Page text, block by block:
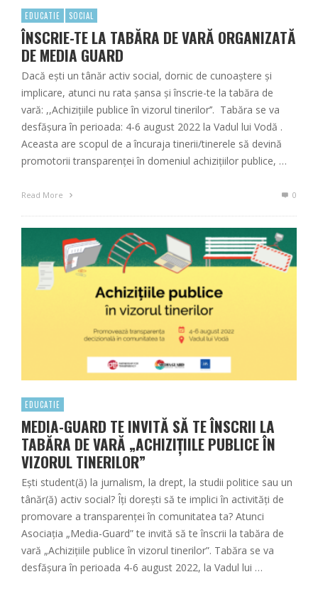
EDUCATIE SOCIAL
ÎNSCRIE-TE LA TABĂRA DE VARĂ ORGANIZATĂ
DE MEDIA GUARD
Dacă ești un tânăr activ social, dornic de cunoaștere și
implicare, atunci nu rata șansa și înscrie-te la tabăra de
vară: ,,Achizițiile publice în vizorul tinerilor’’. Tabăra se va
desfășura în perioada: 4-6 august 2022 la Vadul lui Vodă .
Aceasta are scopul de a încuraja tinerii/tinerele să devină
promotorii transparenței în domeniul achizițiilor publice, …
Read More 0
EDUCATIE
MEDIA-GUARD TE INVITĂ SĂ TE ÎNSCRII LA
TABĂRA DE VARĂ „ACHIZIȚIILE PUBLICE ÎN
VIZORUL TINERILOR”
Ești student(ă) la jurnalism, la drept, la studii politice sau un
tânăr(ă) activ social? Îți dorești să te implici în activități de
promovare a transparenței în comunitatea ta? Atunci
Asociația „Media-Guard” te invită să te înscrii la tabăra de
vară „Achizițiile publice în vizorul tinerilor”. Tabăra se va
desfășura în perioada 4-6 august 2022, la Vadul lui …